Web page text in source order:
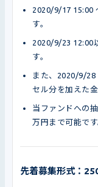
2020/9/17 15:00
す。
2020/9/23 12:00
す。
また、2020/9/28
セル分を加えた
当ファンドへの
万円まで可能です
先着募集形式：